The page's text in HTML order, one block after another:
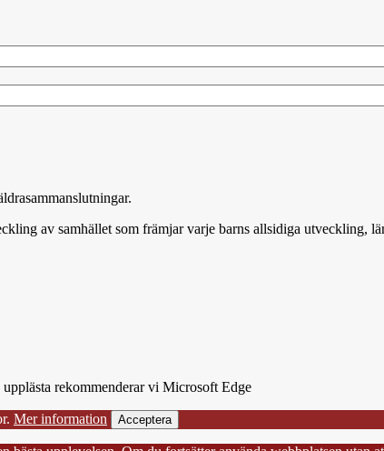
av samhället som främjar varje barns allsidiga utveckling,
rekommenderar vi Microsoft Edge
Mer information Acceptera